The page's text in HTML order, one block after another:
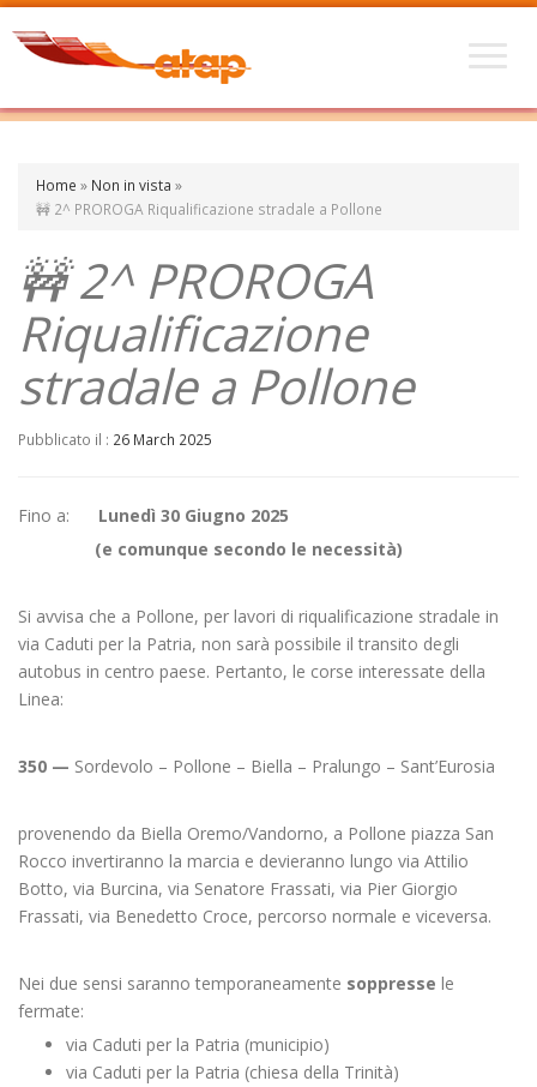
Home » Non in vista »
🚧 2^ PROROGA Riqualificazione stradale a Pollone
🚧 2^ PROROGA
Riqualificazione
stradale a Pollone
Pubblicato il : 26 March 2025
Fino a: Lunedì 30 Giugno 2025
(e comunque secondo le necessità)
Si avvisa che a Pollone, per lavori di riqualificazione stradale in
via Caduti per la Patria, non sarà possibile il transito degli
autobus in centro paese. Pertanto, le corse interessate della
Linea:
350 — Sordevolo – Pollone – Biella – Pralungo – Sant’Eurosia
provenendo da Biella Oremo/Vandorno, a Pollone piazza San
Rocco invertiranno la marcia e devieranno lungo via Attilio
Botto, via Burcina, via Senatore Frassati, via Pier Giorgio
Frassati, via Benedetto Croce, percorso normale e viceversa.
Nei due sensi saranno temporaneamente soppresse le
fermate:
via Caduti per la Patria (municipio)
via Caduti per la Patria (chiesa della Trinità)